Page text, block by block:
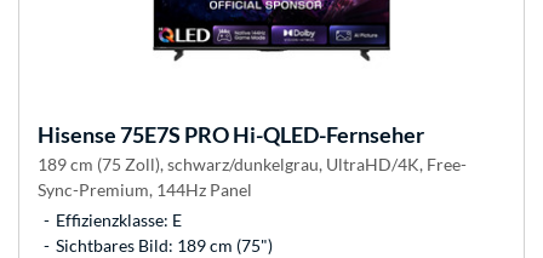
Hisense75E7S PRO Hi-QLED-Fernseher
189 cm (75 Zoll), schwarz/dunkelgrau, UltraHD/4K, Free-
Sync-Premium, 144Hz Panel
Effizienzklasse: E
Sichtbares Bild: 189 cm (75")